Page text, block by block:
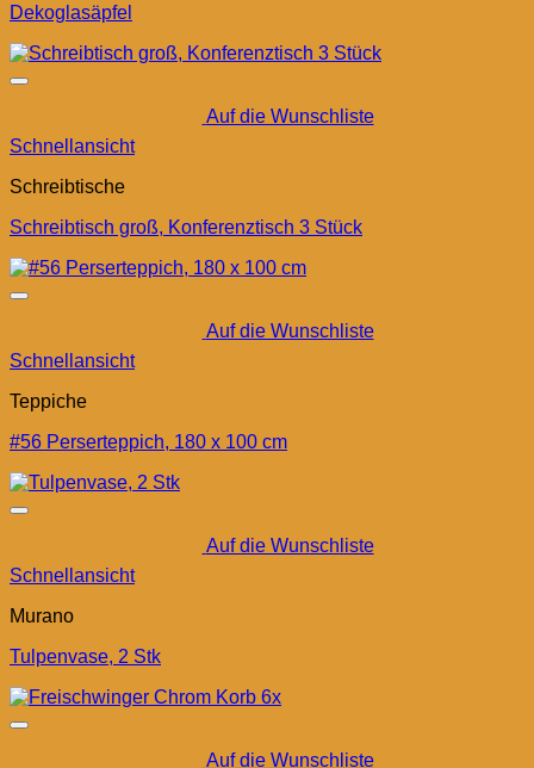
Dekoglasäpfel
Auf die Wunschliste
Schnellansicht
Schreibtische
Schreibtisch groß, Konferenztisch 3 Stück
Auf die Wunschliste
Schnellansicht
Teppiche
#56 Perserteppich, 180 x 100 cm
Auf die Wunschliste
Schnellansicht
Murano
Tulpenvase, 2 Stk
Auf die Wunschliste